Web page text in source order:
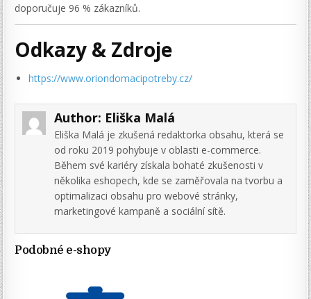
doporučuje 96 % zákazníků.
Odkazy & Zdroje
https://www.oriondomacipotreby.cz/
Author: Eliška Malá
Eliška Malá je zkušená redaktorka obsahu, která se
od roku 2019 pohybuje v oblasti e-commerce.
Během své kariéry získala bohaté zkušenosti v
několika eshopech, kde se zaměřovala na tvorbu a
optimalizaci obsahu pro webové stránky,
marketingové kampaně a sociální sítě.
Podobné e-shopy